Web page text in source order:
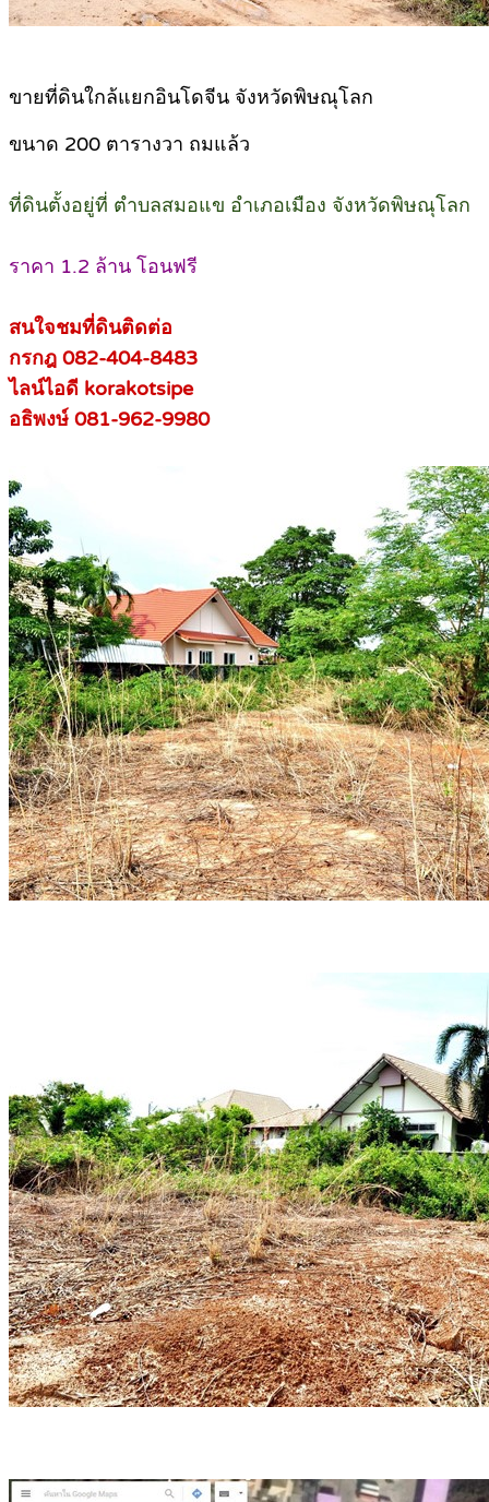
ขายที่ดินใกล้แยกอินโดจีน จังหวัดพิษณุโลก
ขนาด 200 ตารางวา ถมแล้ว
ที่ดินตั้งอยู่ที่ ตำบลสมอแข อำเภอเมือง จังหวัดพิษณุโลก
ราคา 1.2 ล้าน โอนฟรี
สนใจชมที่ดินติดต่อ
กรกฎ 082-404-8483
ไลน์ไอดี korakotsipe
อธิพงษ์ 081-962-9980